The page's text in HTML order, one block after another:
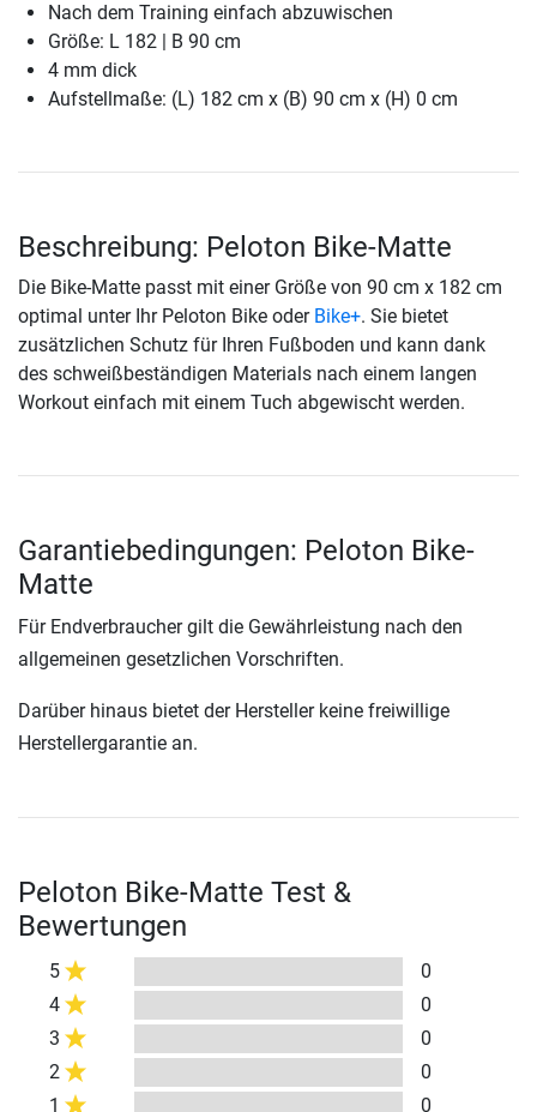
Nach dem Training einfach abzuwischen
Größe: L 182 | B 90 cm
4 mm dick
Aufstellmaße: (L) 182 cm x (B) 90 cm x (H) 0 cm
Beschreibung: Peloton Bike-Matte
Die Bike-Matte passt mit einer Größe von 90 cm x 182 cm
optimal unter Ihr Peloton Bike oder Bike+. Sie bietet
zusätzlichen Schutz für Ihren Fußboden und kann dank
des schweißbeständigen Materials nach einem langen
Workout einfach mit einem Tuch abgewischt werden.
Garantiebedingungen: Peloton Bike-
Matte
Für Endverbraucher gilt die Gewährleistung nach den
allgemeinen gesetzlichen Vorschriften.
Darüber hinaus bietet der Hersteller keine freiwillige
Herstellergarantie an.
Peloton Bike-Matte Test &
Bewertungen
5
0
4
0
3
0
2
0
1
0